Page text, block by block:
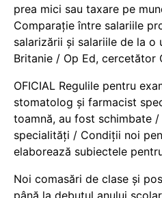
prea mici sau taxare pe
Comparație între salariile
salarizării și salariile de la o
Britanie / Op Ed, cercetător
OFICIAL Regulile pentru
stomatolog și farmacist
toamnă, au fost schimbate
specialități / Condiții noi
elaborează subiectele
Noi comasări de clase și
până la debutul anului